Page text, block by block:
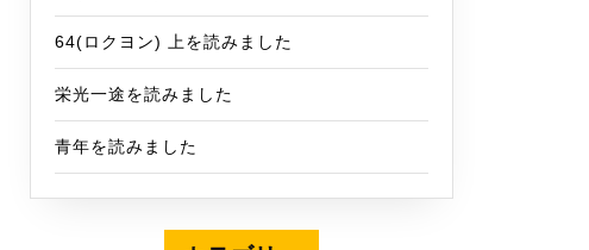
64(ロクヨン) 上を読みました
栄光一途を読みました
青年を読みました